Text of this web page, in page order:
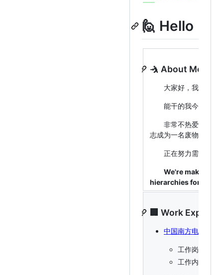
🙋 Hello
🤺 About Me
大家好，我是Kim
能干的我今天还是
非常不热爱计算机科
志成为一名废物
正在努力需求一名富
We're making the
hierarchies for
🏢 Work
中国南方电网
工作岗位：安
工作内容：